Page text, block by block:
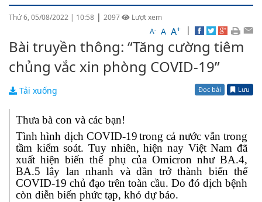
Thứ 6, 05/08/2022 | 10:58 | 2097
Lượt xem
A- A A+ |
Bài truyền thông: “Tăng cường tiêm
chủng vắc xin phòng COVID-19”
Tải xuống Đọc bài Lưu
Thưa bà con và các bạn!
Tình hình dịch COVID-19trong cả nước vẫn trong
tầm kiểm soát. Tuy nhiên, hiện nay Việt Nam đã
xuất hiện biến thể phụ của Omicron như BA.4,
BA.5 lây lan nhanh và dần trở thành biến thể
COVID-19 chủ đạo trên toàn cầu. Do đó dịch bệnh
còn diễn biến phức tạp, khó dự báo.